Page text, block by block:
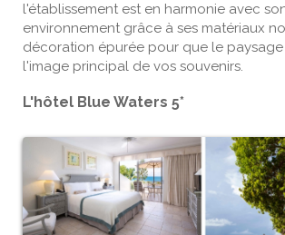
l'établissement est en harmonie avec
environnement grâce à ses matériaux
décoration épurée pour que le
l'image principal de vos souvenirs.
L'hôtel Blue Waters 5*